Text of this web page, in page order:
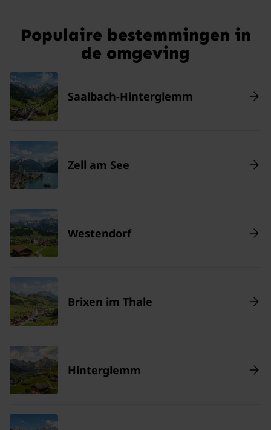
Populaire bestemmingen in
de omgeving
Saalbach-Hinterglemm
Zell am See
Westendorf
Brixen im Thale
Hinterglemm